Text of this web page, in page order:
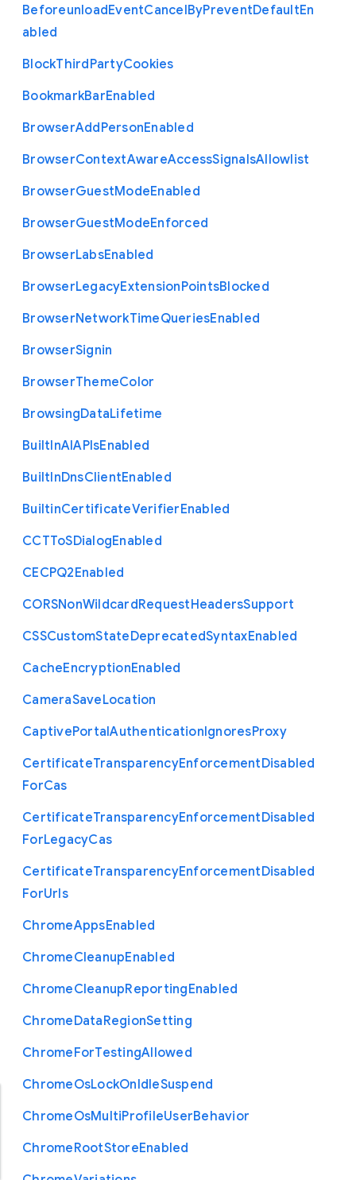
BeforeunloadEventCancelByPreventDefaultEn
abled
BlockThirdPartyCookies
BookmarkBarEnabled
BrowserAddPersonEnabled
BrowserContextAwareAccessSignalsAllowlist
BrowserGuestModeEnabled
BrowserGuestModeEnforced
BrowserLabsEnabled
BrowserLegacyExtensionPointsBlocked
BrowserNetworkTimeQueriesEnabled
BrowserSignin
BrowserThemeColor
BrowsingDataLifetime
BuiltInAIAPIsEnabled
BuiltInDnsClientEnabled
BuiltinCertificateVerifierEnabled
CCTToSDialogEnabled
CECPQ2Enabled
CORSNonWildcardRequestHeadersSupport
CSSCustomStateDeprecatedSyntaxEnabled
CacheEncryptionEnabled
CameraSaveLocation
CaptivePortalAuthenticationIgnoresProxy
CertificateTransparencyEnforcementDisabled
ForCas
CertificateTransparencyEnforcementDisabled
ForLegacyCas
CertificateTransparencyEnforcementDisabled
ForUrls
ChromeAppsEnabled
ChromeCleanupEnabled
ChromeCleanupReportingEnabled
ChromeDataRegionSetting
ChromeForTestingAllowed
ChromeOsLockOnIdleSuspend
ChromeOsMultiProfileUserBehavior
ChromeRootStoreEnabled